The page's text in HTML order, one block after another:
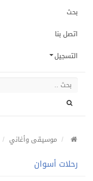
بحث
اتصل بنا
التسجيل
موسيقى وأغاني
رحلات أسوان